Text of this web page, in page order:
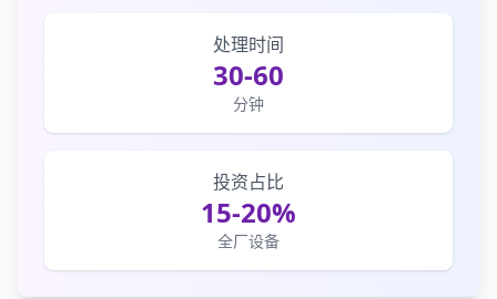
处理时间
30-60
分钟
投资占比
15-20%
全厂设备